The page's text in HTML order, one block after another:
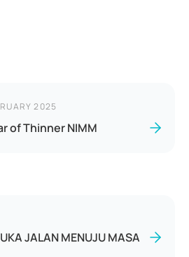
2025
of Thinner NIMM
JALAN MENUJU MASA